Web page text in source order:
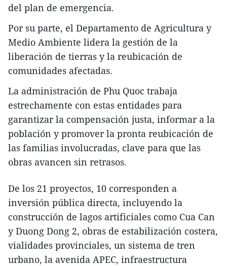
del plan de emergencia.
Por su parte, el Departamento de Agricultura y
Medio Ambiente lidera la gestión de la
liberación de tierras y la reubicación de
comunidades afectadas.
La administración de Phu Quoc trabaja
estrechamente con estas entidades para
garantizar la compensación justa, informar a la
población y promover la pronta reubicación de
las familias involucradas, clave para que las
obras avancen sin retrasos.
De los 21 proyectos, 10 corresponden a
inversión pública directa, incluyendo la
construcción de lagos artificiales como Cua Can
y Duong Dong 2, obras de estabilización costera,
vialidades provinciales, un sistema de tren
urbano, la avenida APEC, infraestructura